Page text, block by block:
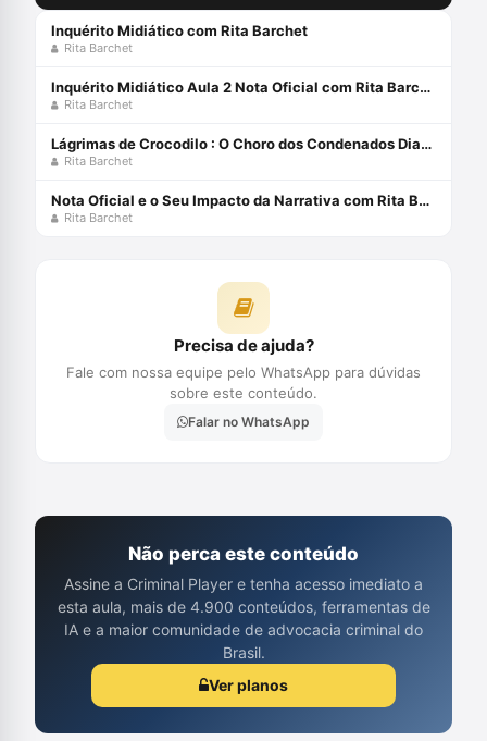
Inquérito Midiático com Rita Barchet
Rita Barchet
Inquérito Midiático Aula 2 Nota Oficial com Rita Barchet
Rita Barchet
Lágrimas de Crocodilo : O Choro dos Condenados Diante da Opinião Pública com Rita Barchet e Juliana Barbosa
Rita Barchet
Nota Oficial e o Seu Impacto da Narrativa com Rita Barchet
Rita Barchet
Precisa de ajuda?
Fale com nossa equipe pelo WhatsApp para dúvidas
sobre este conteúdo.
Falar no WhatsApp
Não perca este conteúdo
Assine a Criminal Player e tenha acesso imediato a
esta aula, mais de 4.900 conteúdos, ferramentas de
IA e a maior comunidade de advocacia criminal do
Brasil.
Ver planos